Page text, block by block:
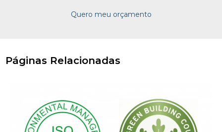
Quero meu orçamento
Páginas Relacionadas